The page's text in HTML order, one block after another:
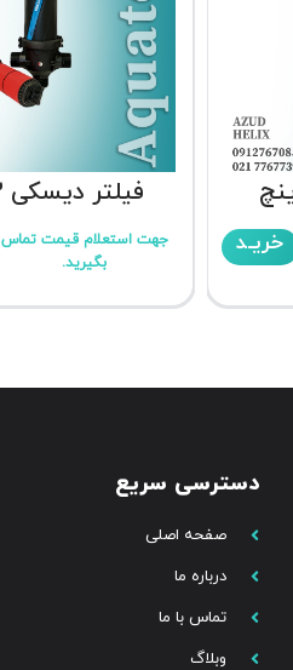
خریـد
فیلتر دیسکی 3 اینچ
جهت استعلام قیمت تماس
بگیرید.
دسترسی سریع
صفحه اصلی
درباره ما
تماس با ما
وبلاگ